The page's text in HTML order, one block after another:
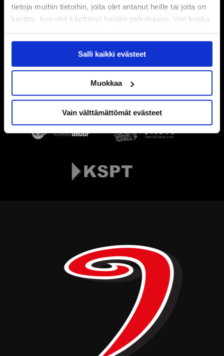
tietoja muihin tietoihin, joita olet antanut heille tai joita on
kerätty, kun olet käyttänyt heidän palvelujaan. Voit koska
käytöstäEvästeet-sivultamme.
Salli kaikki evästeet
Muokkaa
Vain välttämättömät evästeet